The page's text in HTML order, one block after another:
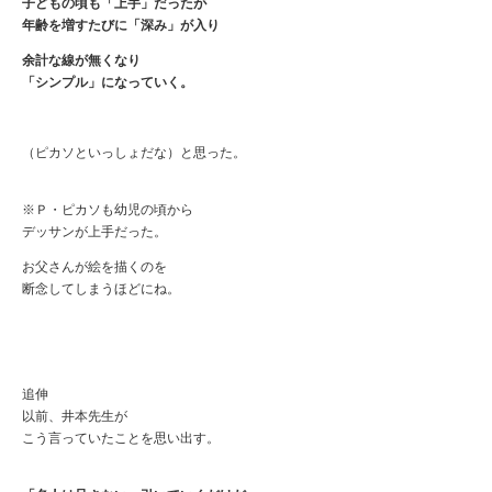
年齢を増すたびに「深み」が入り
余計な線が無くなり
「シンプル」になっていく。
（ピカソといっしょだな）と思った。
※Ｐ・ピカソも幼児の頃から
デッサンが上手だった。
お父さんが絵を描くのを
断念してしまうほどにね。
追伸
以前、井本先生が
こう言っていたことを思い出す。